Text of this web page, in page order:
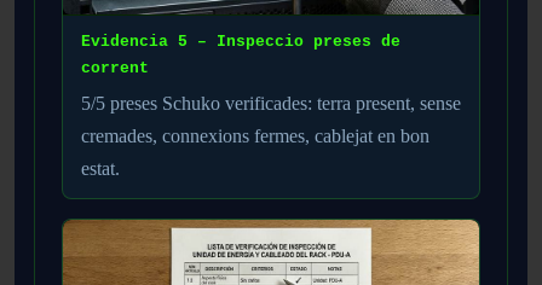
Evidencia 5 – Inspeccio preses de
corrent
5/5 preses Schuko verificades: terra present, sense
cremades, connexions fermes, cablejat en bon
estat.